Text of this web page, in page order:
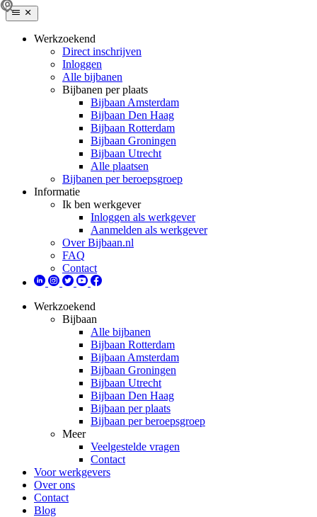
Werkzoekend
Direct inschrijven
Inloggen
Alle bijbanen
Bijbanen per plaats
Bijbaan Amsterdam
Bijbaan Den Haag
Bijbaan Rotterdam
Bijbaan Groningen
Bijbaan Utrecht
Alle plaatsen
Bijbanen per beroepsgroep
Informatie
Ik ben werkgever
Inloggen als werkgever
Aanmelden als werkgever
Over Bijbaan.nl
FAQ
Contact
Werkzoekend
Bijbaan
Alle bijbanen
Bijbaan Rotterdam
Bijbaan Amsterdam
Bijbaan Groningen
Bijbaan Utrecht
Bijbaan Den Haag
Bijbaan per plaats
Bijbaan per beroepsgroep
Meer
Veelgestelde vragen
Contact
Voor werkgevers
Over ons
Contact
Blog